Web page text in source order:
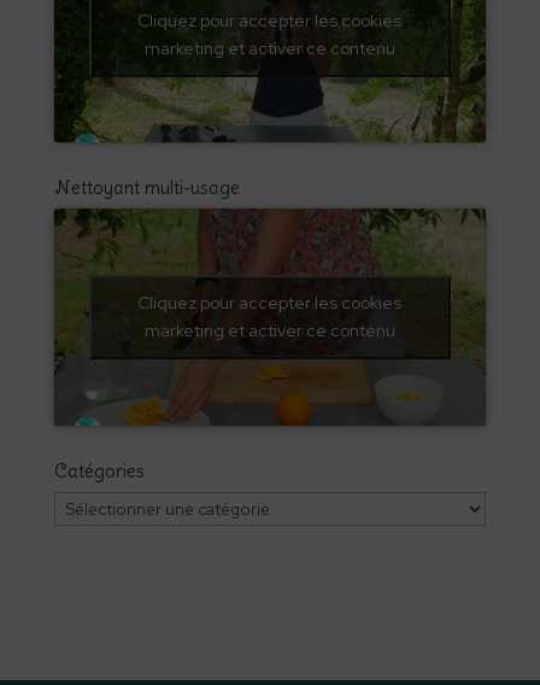
Cliquez pour accepter les cookies
marketing et activer ce contenu
Nettoyant multi-usage
Cliquez pour accepter les cookies
marketing et activer ce contenu
Catégories
Catégories